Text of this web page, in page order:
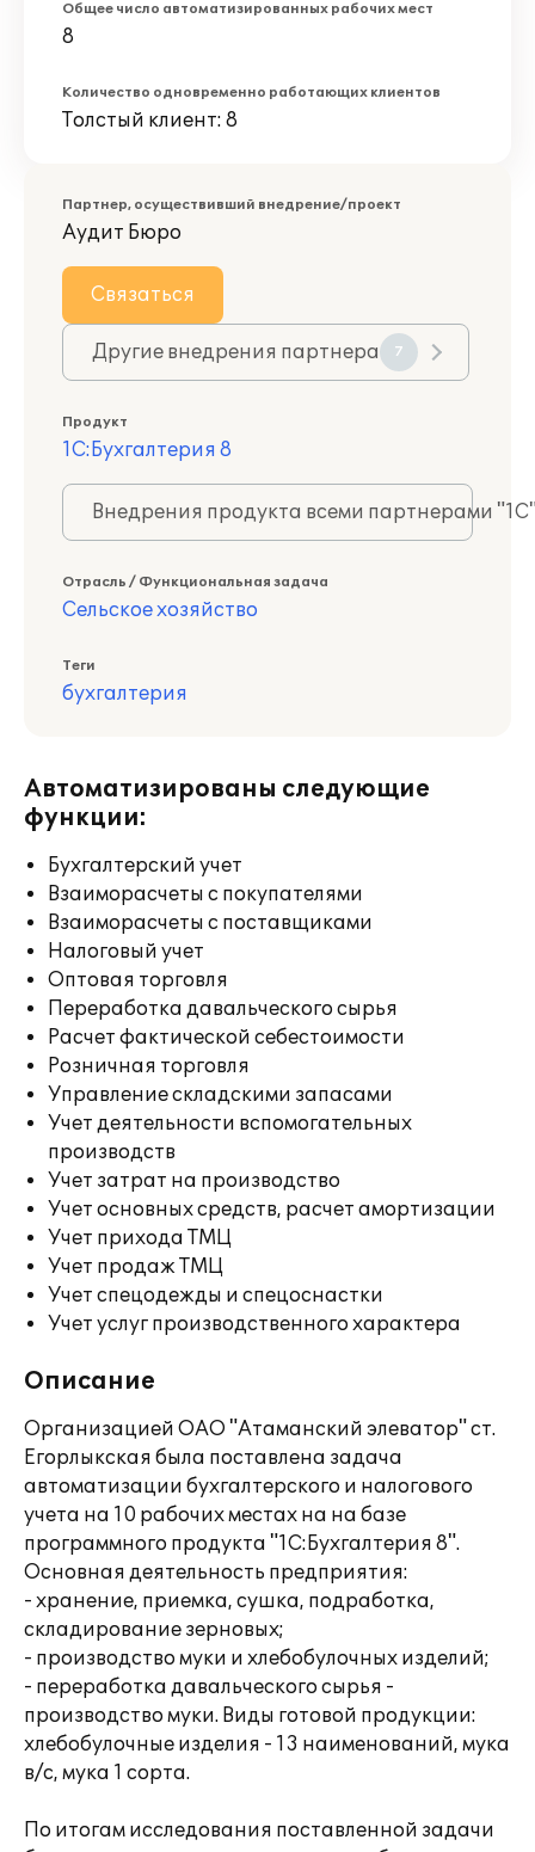
Общее число автоматизированных рабочих мест
8
Количество одновременно работающих клиентов
Толстый клиент: 8
Партнер, осуществивший внедрение/проект
Аудит Бюро
Связаться
Другие внедрения партнера 7
Продукт
1С:Бухгалтерия 8
Внедрения продукта всеми партнерами
Отрасль / Функциональная задача
Сельское хозяйство
Теги
бухгалтерия
Автоматизированы следующие
функции:
Бухгалтерский учет
Взаиморасчеты с покупателями
Взаиморасчеты с поставщиками
Налоговый учет
Оптовая торговля
Переработка давальческого сырья
Расчет фактической себестоимости
Розничная торговля
Управление складскими запасами
Учет деятельности вспомогательных
производств
Учет затрат на производство
Учет основных средств, расчет амортизации
Учет прихода ТМЦ
Учет продаж ТМЦ
Учет спецодежды и спецоснастки
Учет услуг производственного характера
Описание
Организацией ОАО "Атаманский элеватор" ст.
Егорлыкская была поставлена задача
автоматизации бухгалтерского и налогового
учета на 10 рабочих местах на на базе
программного продукта "1С:Бухгалтерия 8".
Основная деятельность предприятия:
- хранение, приемка, сушка, подработка,
складирование зерновых;
- производство муки и хлебобулочных изделий;
- переработка давальческого сырья -
производство муки. Виды готовой продукции:
хлебобулочные изделия - 13 наименований, мука
в/с, мука 1 сорта.
По итогам исследования поставленной задачи